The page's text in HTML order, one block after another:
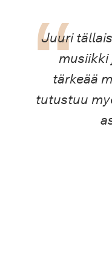
Juuri
musiikki
tärkeää
tutustuu